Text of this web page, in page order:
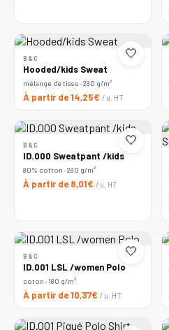
🤍
B&C
Hooded/kids Sweat
mélange de tissu · 280 g/m²
À partir de 14,25€ / u. HT
🤍
B&C
ID.000 Sweatpant /kids
80% cotton · 280 g/m²
À partir de 8,01€ / u. HT
🤍
B&C
ID.001 LSL /women Polo
coton · 180 g/m²
À partir de 10,37€ / u. HT